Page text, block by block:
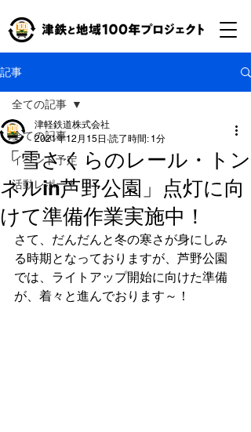
記事
全ての記事
イベント予定
活動レポート
全ての記事
「雪さくらのレール・トン
ネルin芦野公園」点灯に向
けて準備作業実施中！
津軽鉄道株式会社
2021年12月15日 読了時間: 1分
さて、だんだんと冬の寒さが身にしみ
る時期となっておりますが、芦野公園
では、ライトアップ開始に向けた準備
が、着々と進んでおります～！